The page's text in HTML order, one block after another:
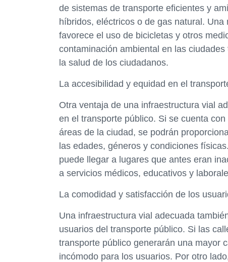
de sistemas de transporte eficientes y
híbridos, eléctricos o de gas natural.
favorece el uso de bicicletas y otros
contaminación ambiental en las
la salud de los ciudadanos.
La accesibilidad y equidad en el
Otra ventaja de una infraestructura vial
en el transporte público. Si se cuenta
áreas de la ciudad, se podrán
las edades, géneros y condiciones
puede llegar a lugares que antes eran
a servicios médicos, educativos y
La comodidad y satisfacción de los
Una infraestructura vial adecuada
usuarios del transporte público. Si las
transporte público generarán una mayor
incómodo para los usuarios. Por otro